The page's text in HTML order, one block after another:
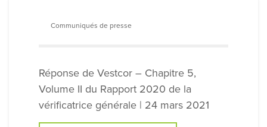
Communiqués de presse
Réponse de Vestcor – Chapitre 5,
Volume II du Rapport 2020 de la
vérificatrice générale | 24 mars 2021